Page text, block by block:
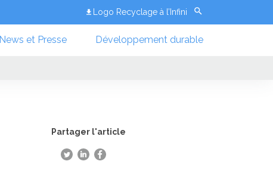
Logo Recyclage à l’Infini
News et Presse Développement durable
Partager l'article